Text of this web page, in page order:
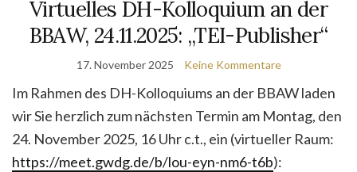
Virtuelles DH-Kolloquium an der
BBAW, 24.11.2025: „TEI-Publisher“
17. November 2025 Keine Kommentare
Im Rahmen des DH-Kolloquiums an der BBAW laden
wir Sie herzlich zum nächsten Termin am Montag, den
24. November 2025, 16 Uhr c.t., ein (virtueller Raum:
https://meet.gwdg.de/b/lou-eyn-nm6-t6b):